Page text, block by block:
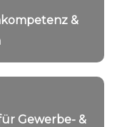
&
Gewerbe- &